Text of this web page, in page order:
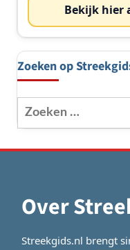
Bekijk hier
Zoeken op
Zoeken
naar:
Over
Streekgids.nl brengt